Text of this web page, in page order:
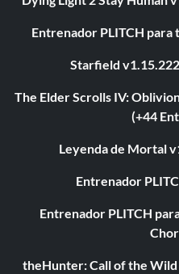
Entrenador PLITCH
Starfield
The Elder Scrolls IV:
(+44
Leyenda de Mortal
Entrenador
Entrenador PLITCH
theHunter: Call of the